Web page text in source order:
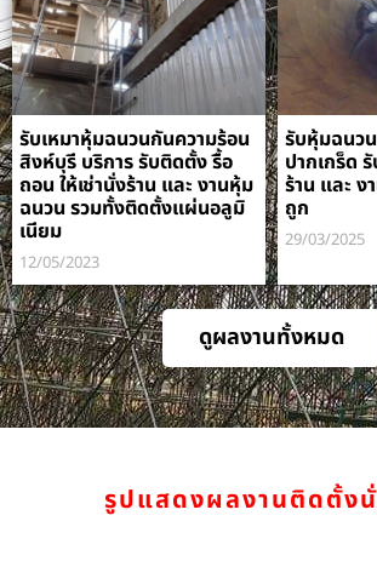
รับเหมาหุ้มฉนวนกันความร้อน
สิงห์บุรี บริการ รับติดตั้ง รื้อ
ถอน ให้เช่านั่งร้าน และ งานหุ้ม
ฉนวน รวมทั้งติดตั้งแผ่นอลูมิ
เนียม
12/05/2023
รับหุ้มฉนว
ปากเกร็ด
ร้าน และ ง
ถูก
29/03/2025
ดูผลงานทั้งหมด
รูปแสดงผลงานติดตั้ง